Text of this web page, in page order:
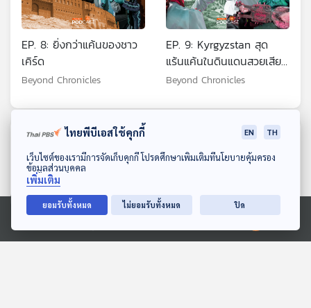
ดาวน์โหลด Thai PBS Podcast Application
Ⓒ 2020 องค์การกระจายเสียงและแพร่ภาพสาธารณะแห่งประเทศไทย
EP. 8: ยิ่งกว่าแค้นของชาว
เคิร์ด
Beyond Chronicles
EP. 9: Kyrgyzstan สุด
แร้นแค้นในดินแดนสวยเสียด
ฟ้าที่ปามีร์
Beyond Chronicles
ตอนที่เกี่ยวข้องไทยพีบีเอสใช้คุกกี้ EN TH
เว็บไซต์ของเรามีการจัดเก็บคุกกี้ โปรดศึกษาเพิ่มเติมที่นโยบายคุ้มครอง
ข้อมูลส่วนบุคคล
เพิ่มเติม
ยอมรับทั้งหมด ไม่ยอมรับทั้งหมด ปิด